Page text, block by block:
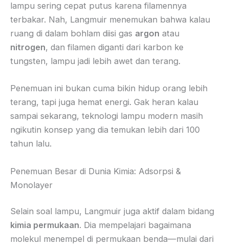
lampu sering cepat putus karena filamennya
terbakar. Nah, Langmuir menemukan bahwa kalau
ruang di dalam bohlam diisi gas argon atau
nitrogen, dan filamen diganti dari karbon ke
tungsten, lampu jadi lebih awet dan terang.
Penemuan ini bukan cuma bikin hidup orang lebih
terang, tapi juga hemat energi. Gak heran kalau
sampai sekarang, teknologi lampu modern masih
ngikutin konsep yang dia temukan lebih dari 100
tahun lalu.
Penemuan Besar di Dunia Kimia: Adsorpsi &
Monolayer
Selain soal lampu, Langmuir juga aktif dalam bidang
kimia permukaan. Dia mempelajari bagaimana
molekul menempel di permukaan benda—mulai dari